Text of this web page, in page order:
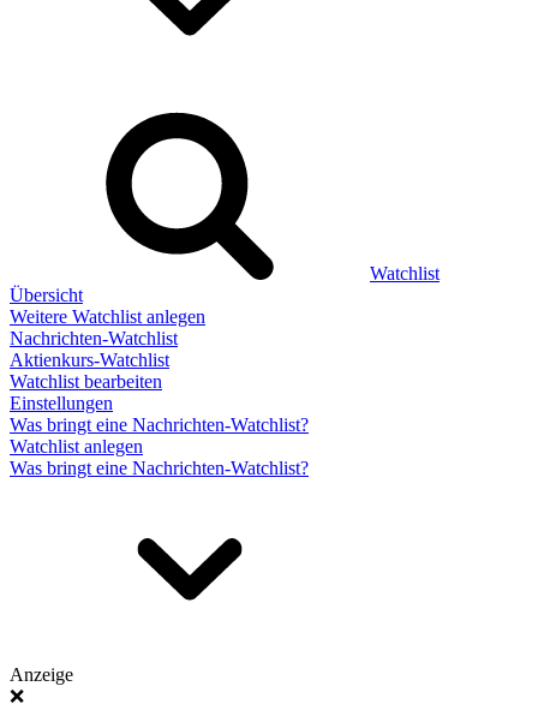
Watchlist
Übersicht
Weitere Watchlist anlegen
Nachrichten-Watchlist
Aktienkurs-Watchlist
Watchlist bearbeiten
Einstellungen
Was bringt eine Nachrichten-Watchlist?
Watchlist anlegen
Was bringt eine Nachrichten-Watchlist?
Anzeige
❌